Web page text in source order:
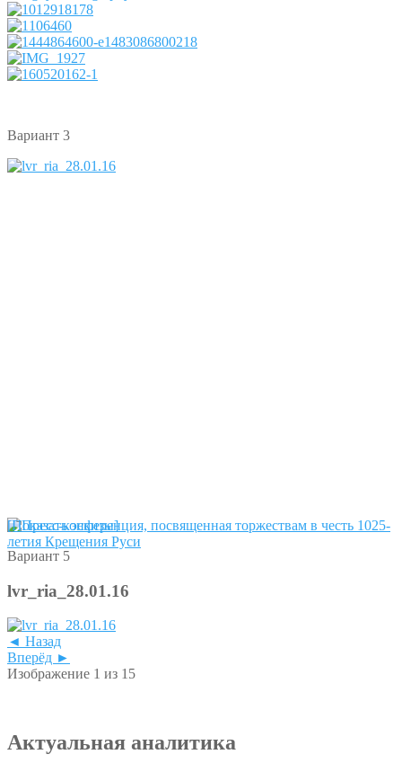
Вариант 3
[Показать эскизы]
Вариант 5
lvr_ria_28.01.16
◄ Назад
Вперёд ►
Изображение 1 из 15
Актуальная аналитика